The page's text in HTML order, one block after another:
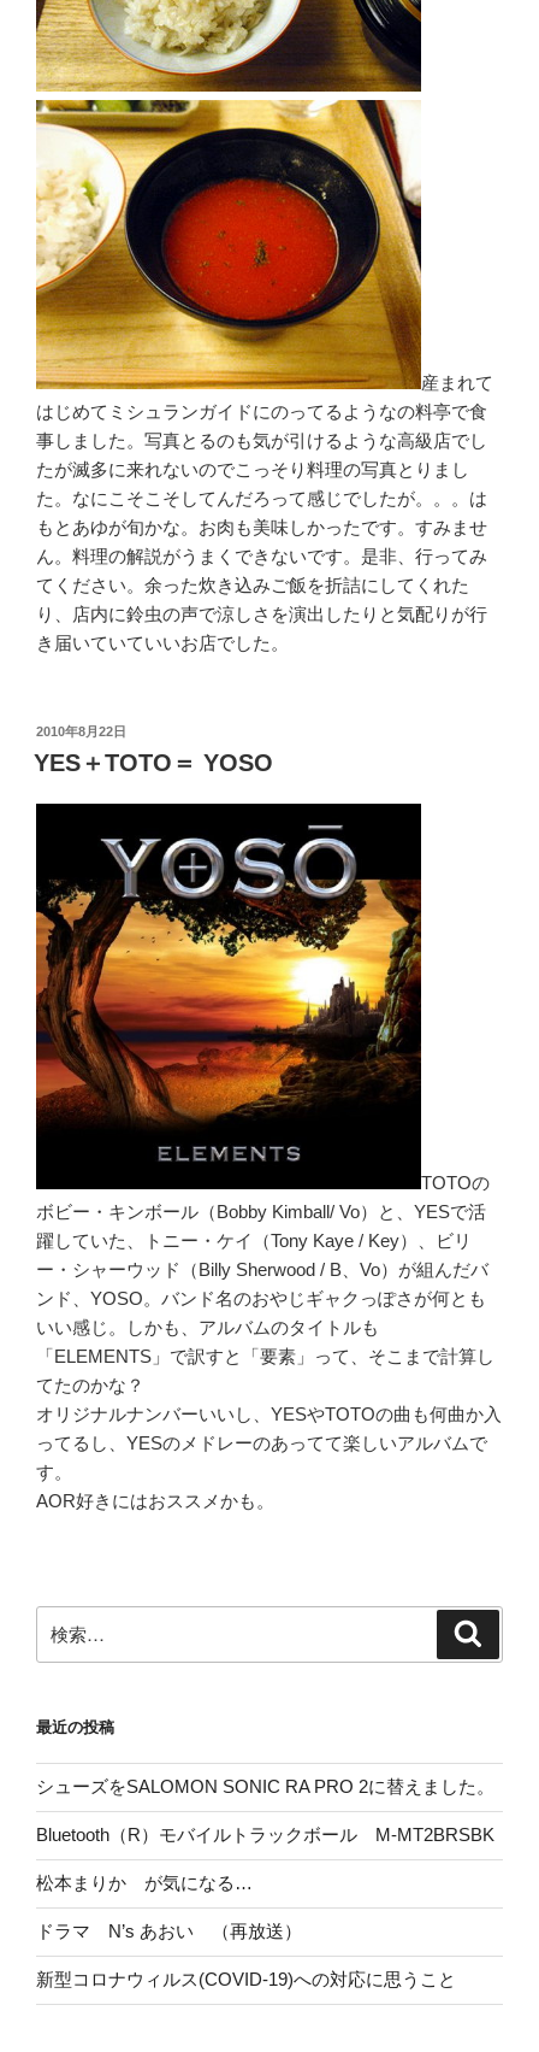
産まれて
はじめてミシュランガイドにのってるようなの料亭で食
事しました。写真とるのも気が引けるような高級店でし
たが滅多に来れないのでこっそり料理の写真とりまし
た。なにこそこそしてんだろって感じでしたが。。。は
もとあゆが旬かな。お肉も美味しかったです。すみませ
ん。料理の解説がうまくできないです。是非、行ってみ
てください。余った炊き込みご飯を折詰にしてくれた
り、店内に鈴虫の声で涼しさを演出したりと気配りが行
き届いていていいお店でした。
投
稿
日:
2010年8月22日
YES＋TOTO＝ YOSO
TOTOの
ボビー・キンボール（Bobby Kimball/ Vo）と、YESで活
躍していた、トニー・ケイ（Tony Kaye / Key）、ビリ
ー・シャーウッド（Billy Sherwood / B、Vo）が組んだバ
ンド、YOSO。バンド名のおやじギャクっぽさが何とも
いい感じ。しかも、アルバムのタイトルも
「ELEMENTS」で訳すと「要素」って、そこまで計算し
てたのかな？
オリジナルナンバーいいし、YESやTOTOの曲も何曲か入
ってるし、YESのメドレーのあってて楽しいアルバムで
す。
AOR好きにはおススメかも。
索:
最近の投稿
シューズをSALOMON SONIC RA PRO 2に替えました。
Bluetooth（R）モバイルトラックボール M-MT2BRSBK
松本まりか が気になる…
ドラマ N’s あおい （再放送）
新型コロナウィルス(COVID-19)への対応に思うこと